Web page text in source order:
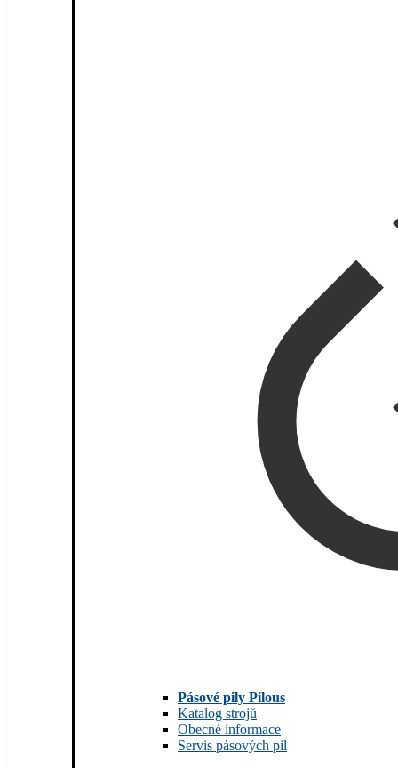
Pásové pily Pilous
Katalog strojů
Obecné informace
Servis pásových pil